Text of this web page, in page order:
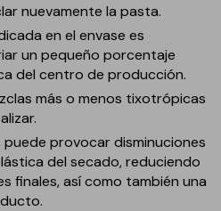
nuevamente la pasta.
en el envase es
un pequeño porcentaje
del centro de producción.
más o menos tixotrópicas
puede provocar disminuciones
del secado, reduciendo
finales, así como también una